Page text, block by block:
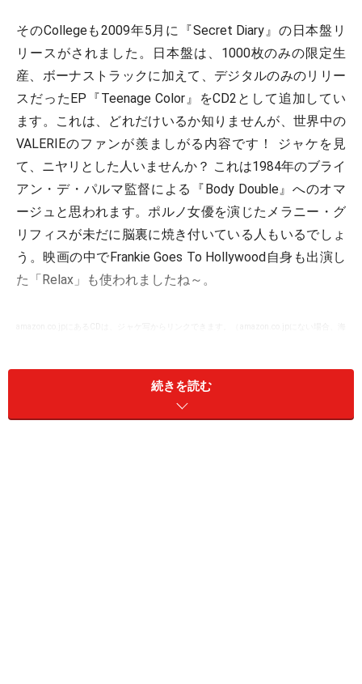
そのCollegeも2009年5月に『Secret Diary』の日本盤リ
リースがされました。日本盤は、1000枚のみの限定生
産、ボーナストラックに加えて、デジタルのみのリリー
スだったEP『Teenage Color』をCD2として追加してい
ます。これは、どれだけいるか知りませんが、世界中の
VALERIEのファンが羨ましがる内容です！ ジャケを見
て、ニヤリとした人いませんか？ これは1984年のブライ
アン・デ・パルマ監督による『Body Double』へのオマ
ージュと思われます。ポルノ女優を演じたメラニー・グ
リフィスが未だに脳裏に焼き付いている人もいるでしょ
う。映画の中でFrankie Goes To Hollywood自身も出演し
た「Relax」も使われましたね～。
続きを読む